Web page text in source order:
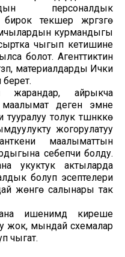
персоналдык
текшерүү жүргүзүүгө
курмандыгы
чыгып кетишине
болот. Агенттиктин
материалдарды Ички
берет.
жарандар, айрыкча
деген эмне
толук түшүнүккө
жогорулатуу
маалыматтын
себепчи болду.
укуктук актыларда
болуп эсептелери
жөнгө салынары так
ишенимдүү киреше
жок, мындай схемалар
чыгат.